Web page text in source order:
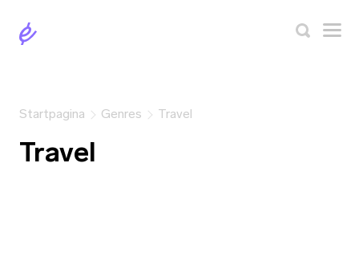
Startpagina Genres Travel
Travel